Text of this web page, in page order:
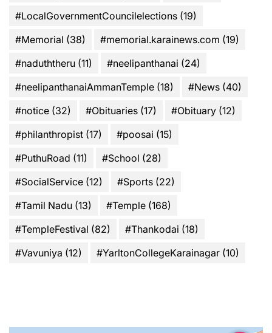
#LocalGovernmentCouncilelections (19)
#Memorial (38) #memorial.karainews.com (19)
#naduththeru (11) #neelipanthanai (24)
#neelipanthanaiAmmanTemple (18) #News (40)
#notice (32) #Obituaries (17) #Obituary (12)
#philanthropist (17) #poosai (15)
#PuthuRoad (11) #School (28)
#SocialService (12) #Sports (22)
#Tamil Nadu (13) #Temple (168)
#TempleFestival (82) #Thankodai (18)
#Vavuniya (12) #YarltonCollegeKarainagar (10)